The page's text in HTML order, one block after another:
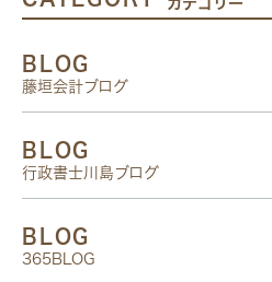
カテゴリー
BLOG
藤垣会計ブログ
BLOG
行政書士川島ブログ
BLOG
365BLOG